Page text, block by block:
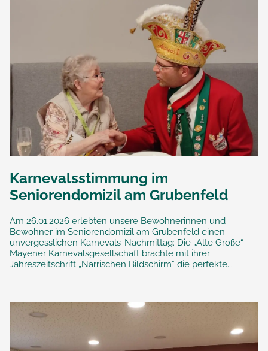
Karnevalsstimmung im
Seniorendomizil am Grubenfeld
Am 26.01.2026 erlebten unsere Bewohnerinnen und
Bewohner im Seniorendomizil am Grubenfeld einen
unvergesslichen Karnevals-Nachmittag: Die „Alte Große“
Mayener Karnevalsgesellschaft brachte mit ihrer
Jahreszeitschrift „Närrischen Bildschirm“ die perfekte...